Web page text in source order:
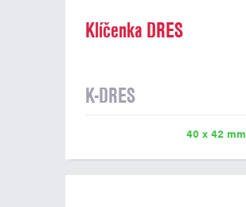
Klíčenka DRES
K-DRES
40 x 42 mm